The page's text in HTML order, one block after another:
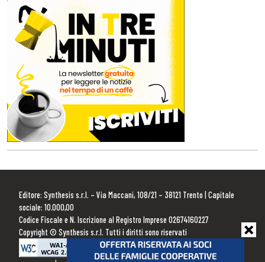
Editore: Synthesis s.r.l. – Via Maccani, 108/21 – 38121 Trento | Capitale
sociale: 10.000,00
Codice Fiscale e N. Iscrizione al Registro Imprese 02674160227
Copyright © Synthesis s.r.l. Tutti i diritti sono riservati